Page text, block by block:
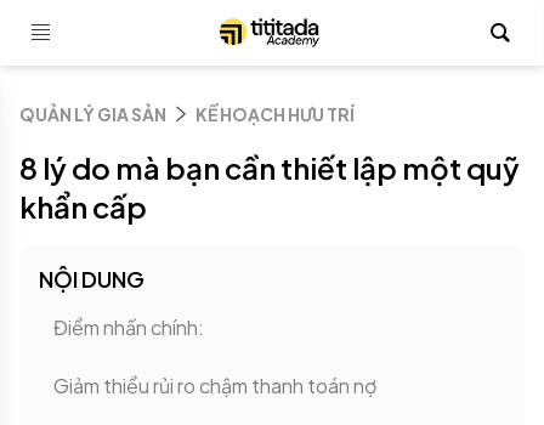
QUẢN LÝ GIA SẢN KẾ HOẠCH HƯU TRÍ
8 lý do mà bạn cần thiết lập một quỹ
khẩn cấp
NỘI DUNG
Điểm nhấn chính:
Giảm thiểu rủi ro chậm thanh toán nợ